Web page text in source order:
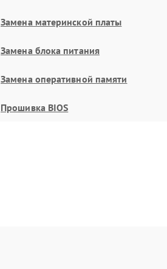
Замена материнской платы
Замена блока питания
Замена оперативной памяти
Прошивка BIOS